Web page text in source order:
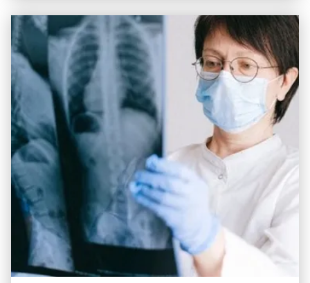
フィックを処理するには,コアレイヤスイッチは大きなパワー
と容量を持つ必要があります. そのため,迅速で完全な管理ス
イッチであることが重要です. ...